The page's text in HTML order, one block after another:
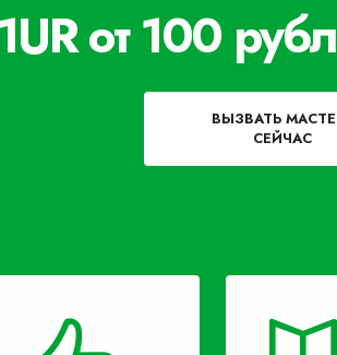
от 100
ВЫЗВАТЬ
СЕЙЧАС